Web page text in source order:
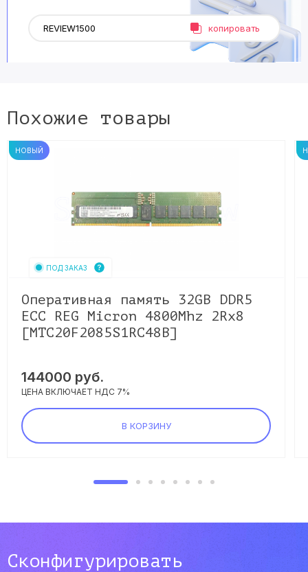
копировать
Похожие товары
НОВЫЙ
ПОД ЗАКАЗ
Оперативная память 32GB DDR5
ECC REG Micron 4800Mhz 2Rx8
[MTC20F2085S1RC48B]
144000 руб.
ЦЕНА ВКЛЮЧАЕТ НДС 7%
В КОРЗИНУ
Сконфигурировать